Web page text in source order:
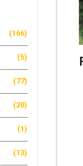
(166)
(5)
(77)
(20)
(1)
(13)